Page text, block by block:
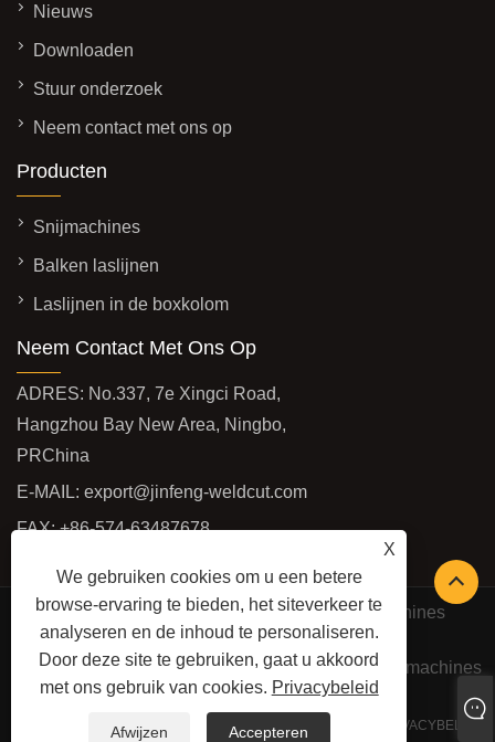
X
We gebruiken cookies om u een betere
browse-ervaring te bieden, het siteverkeer te
analyseren en de inhoud te personaliseren.
Door deze site te gebruiken, gaat u akkoord
met ons gebruik van cookies. Privacybeleid
Afwijzen Accepteren
Nieuws
Downloaden
Stuur onderzoek
Neem contact met ons op
Producten
Snijmachines
Balken laslijnen
Laslijnen in de boxkolom
Neem Contact Met Ons Op
ADRES: No.337, 7e Xingci Road,
Hangzhou Bay New Area, Ningbo,
PRChina
E-MAIL: export@jinfeng-weldcut.com
FAX: +86-574-63487678
+86-574-63487698
Copyright © 2022 Ningbo JinFeng las- en snijmachines
Manufacture Co., Ltd -
Snijmachines, profielrobotsnijlijn, CNC-plasmasnijmachines
- alle rechten voorbehouden
LINKS SITEMAP PRIVACYBELEID